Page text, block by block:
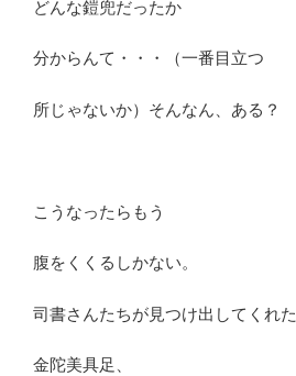
どんな鎧兜だったか
分からんて・・・（一番目立つ
所じゃないか）そんなん、ある？
こうなったらもう
腹をくくるしかない。
司書さんたちが見つけ出してくれた
金陀美具足、